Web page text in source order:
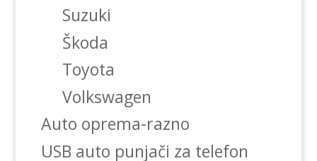
Suzuki
Škoda
Toyota
Volkswagen
Auto oprema-razno
USB auto punjači za telefon